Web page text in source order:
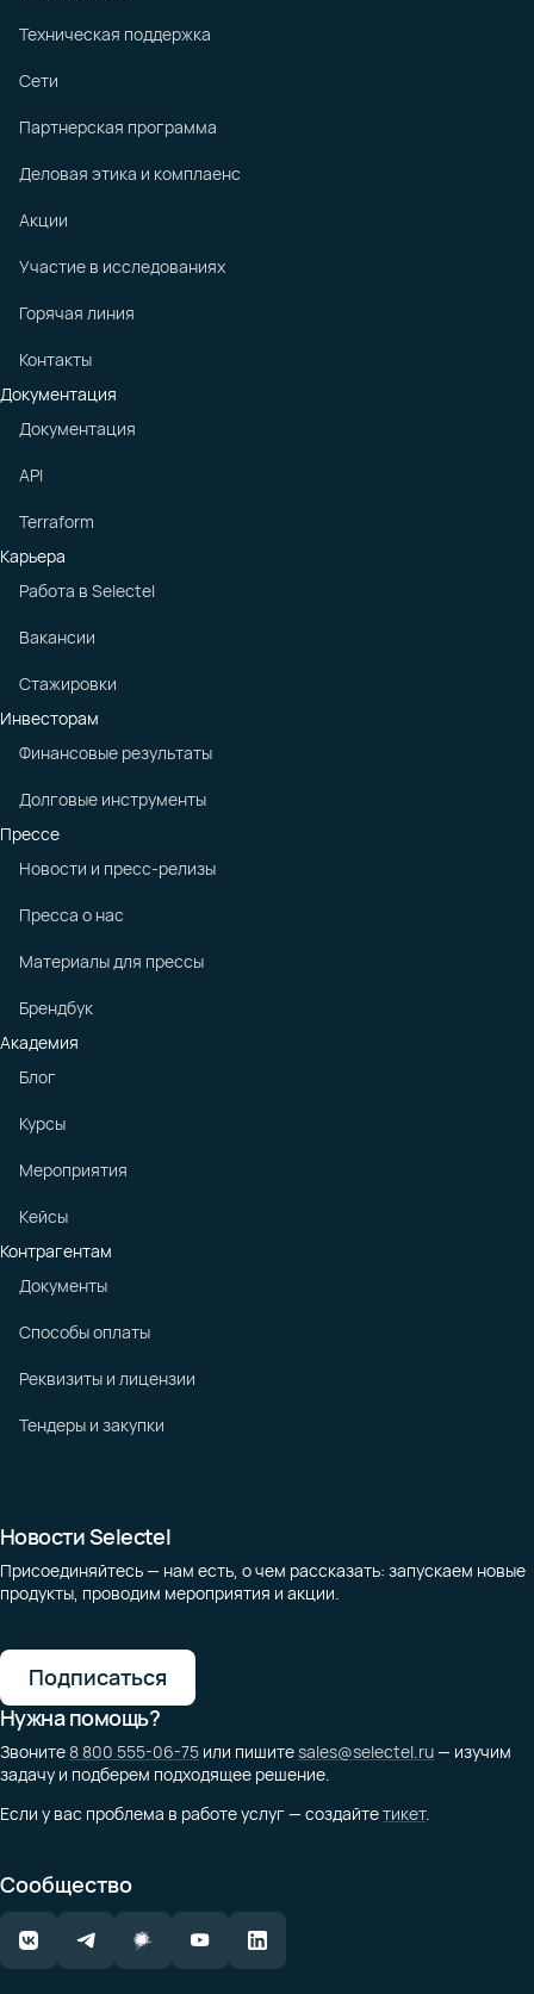
Техническая поддержка
Сети
Партнерская программа
Деловая этика и комплаенс
Акции
Участие в исследованиях
Горячая линия
Контакты
Документация
Документация
API
Terraform
Карьера
Работа в Selectel
Вакансии
Стажировки
Инвесторам
Финансовые результаты
Долговые инструменты
Прессе
Новости и пресс-релизы
Пресса о нас
Материалы для прессы
Брендбук
Академия
Блог
Курсы
Мероприятия
Кейсы
Контрагентам
Документы
Способы оплаты
Реквизиты и лицензии
Тендеры и закупки
Новости Selectel
Присоединяйтесь — нам есть, о чем рассказать: запускаем новые
продукты, проводим мероприятия и акции.
Подписаться
Нужна помощь?
Звоните 8 800 555-06-75 или пишитеsales@selectel.ru— изучим
задачу и подберем подходящее решение.
Если у вас проблема в работе услуг — создайтетикет.
Сообщество